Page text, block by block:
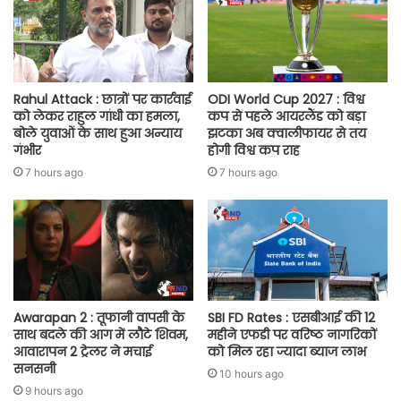
Rahul Attack : छात्रों पर कार्रवाई
को लेकर राहुल गांधी का हमला,
बोले युवाओं के साथ हुआ अन्याय
गंभीर
7 hours ago
ODI World Cup 2027 : विश्व
कप से पहले आयरलैंड को बड़ा
झटका अब क्वालीफायर से तय
होगी विश्व कप राह
7 hours ago
Awarapan 2 : तूफानी वापसी के
साथ बदले की आग में लौटे शिवम,
आवारापन 2 ट्रेलर ने मचाई
सनसनी
9 hours ago
SBI FD Rates : एसबीआई की 12
महीने एफडी पर वरिष्ठ नागरिकों
को मिल रहा ज्यादा ब्याज लाभ
10 hours ago